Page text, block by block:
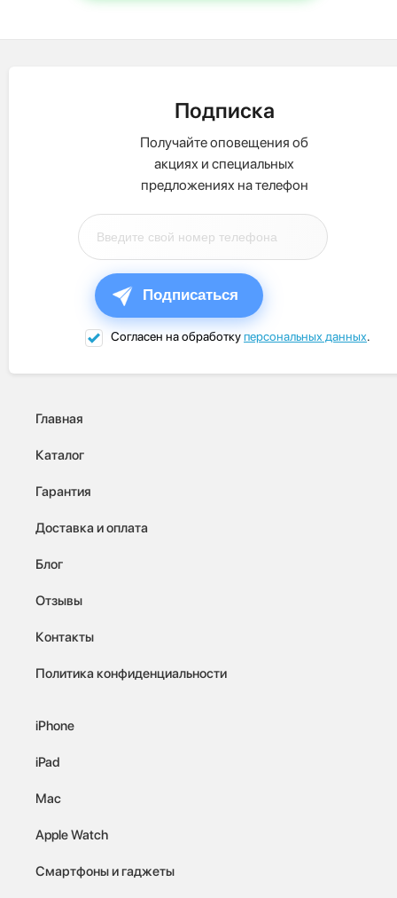
Подписка
Получайте оповещения об
акциях и специальных
предложениях на телефон
Подписаться
Согласен на обработкуперсональных данных.
Главная
Каталог
Гарантия
Доставка и оплата
Блог
Отзывы
Контакты
Политика конфиденциальности
iPhone
iPad
Mac
Apple Watch
Смартфоны и гаджеты